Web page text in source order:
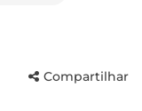
Compartilhar